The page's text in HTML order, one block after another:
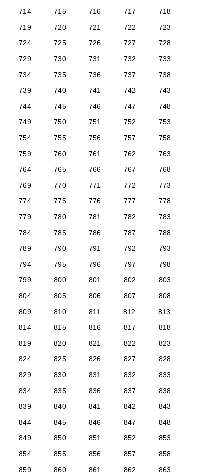
714
715 716 717
718
719
720 721 722
723
724
725 726 727
728
729
730 731 732
733
734
735 736 737
738
739
740 741 742
743
744
745 746 747
748
749
750 751 752
753
754
755 756 757
758
759
760 761 762
763
764
765 766 767
768
769
770 771 772
773
774
775 776 777
778
779
780 781 782
783
784
785 786 787
788
789
790 791 792
793
794
795 796 797
798
799
800 801 802
803
804
805 806 807
808
809
810 811 812
813
814
815 816 817
818
819
820 821 822
823
824
825 826 827
828
829
830 831 832
833
834
835 836 837
838
839
840 841 842
843
844
845 846 847
848
849
850 851 852
853
854
855 856 857
858
859
860 861 862
863